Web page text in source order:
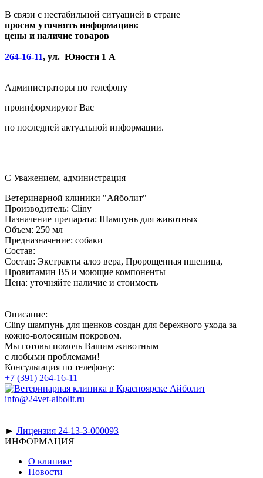
В связи с нестабильной ситуацией в стране
просим уточнять информацию:
цены и наличие товаров
264-16-11, ул. Юности 1 А
Администраторы по телефону
проинформируют Вас
по последней актуальной информации.
С Уважением, администрация
Ветеринарной клиники "Айболит"
Производитель: Cliny
Назначение препарата: Шампунь для животных
Объем: 250 мл
Предназначение: собаки
Состав:
Состав: Экстракты алоэ вера, Пророщенная пшеница,
Провитамин В5 и моющие компоненты
Цена: уточняйте наличие и стоимость
Описание:
Cliny шампунь для щенков создан для бережного ухода за
кожно-волосяным покровом.
Мы готовы помочь Вашим животным
с любыми проблемами!
Консультация по телефону:
+7 (391) 264-16-11
info@24vet-aibolit.ru
► Лицензия 24-13-3-000093
ИНФОРМАЦИЯ
О клинике
Новости